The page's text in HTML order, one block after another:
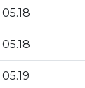
05.18
05.18
05.19